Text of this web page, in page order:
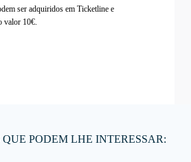
ser adquiridos em Ticketline e
valor 10€.
PODEM LHE INTERESSAR: